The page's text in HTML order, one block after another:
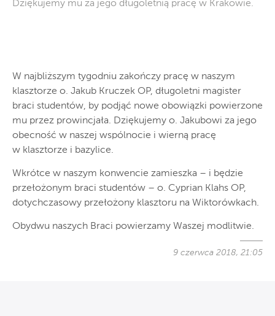
Dziękujemy mu za jego długoletnią pracę w Krakowie.
W najbliższym tygodniu zakończy pracę w naszym
klasztorze o. Jakub Kruczek OP, długoletni magister
braci studentów, by podjąć nowe obowiązki powierzone
mu przez prowincjała. Dziękujemy o. Jakubowi za jego
obecność w naszej wspólnocie i wierną pracę
w klasztorze i bazylice.
Wkrótce w naszym konwencie zamieszka – i będzie
przełożonym braci studentów – o. Cyprian Klahs OP,
dotychczasowy przełożony klasztoru na Wiktorówkach.
Obydwu naszych Braci powierzamy Waszej modlitwie.
9 czerwca 2018, 21:05